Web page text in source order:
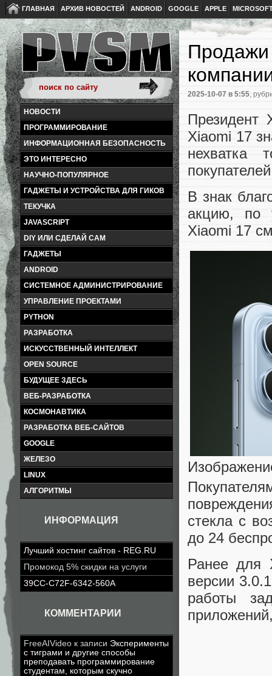
ГЛАВНАЯ АРХИВ НОВОСТЕЙ ANDROID GOOGLE APPLE
НОВОСТИ
ПРОГРАММИРОВАНИЕ
ИНФОРМАЦИОННАЯ БЕЗОПАСНОСТЬ
ЭТО ИНТЕРЕСНО
НАУЧНО-ПОПУЛЯРНОЕ
ГАДЖЕТЫ И УСТРОЙСТВА ДЛЯ ГИКОВ
ТЕКУЧКА
JAVASCRIPT
DIY ИЛИ СДЕЛАЙ САМ
ГАДЖЕТЫ
ANDROID
СИСТЕМНОЕ АДМИНИСТРИРОВАНИЕ
УПРАВЛЕНИЕ ПРОЕКТАМИ
PYTHON
РАЗРАБОТКА
ИСКУССТВЕННЫЙ ИНТЕЛЛЕКТ
OPEN SOURCE
БУДУЩЕЕ ЗДЕСЬ
ВЕБ-РАЗРАБОТКА
КОСМОНАВТИКА
РАЗРАБОТКА ВЕБ-САЙТОВ
GOOGLE
ЖЕЛЕЗО
LINUX
АЛГОРИТМЫ
ИНФОРМАЦИЯ
Лучший хостинг сайтов - REG.RU
Промокод 5% скидки на услуги
39CC-C72F-6342-560A
КОММЕНТАРИИ
FreeAIVideo к записи Эксперименты
с тиграми и другие способы
преподавать программирование
студентам, которым скучно
2025-10-07 в 5:55,
Президент
Xiaomi 17
нехватка
В знак
акцию, по
Xiaomi 17
стекла с
до 24
Ранее для
версии
работы